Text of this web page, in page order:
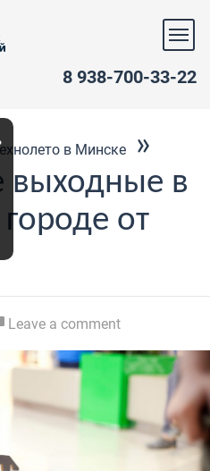
8 938-700-33-22
в Минске
»
в
от
Leave a comment